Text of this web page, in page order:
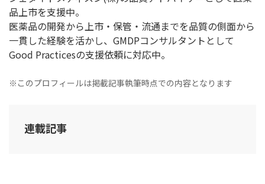
品上市を支援中。
医薬品の開発から上市・保管・流通までを品質の側面から
一貫した経験を活かし、GMDPコンサルタントとして
Good Practicesの支援依頼に対応中。
※このプロフィールは掲載記事執筆時点での内容となります
連載記事